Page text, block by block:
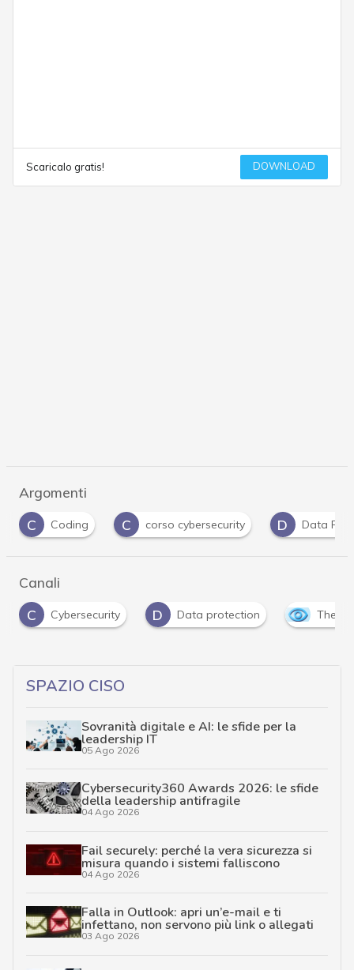
Scaricalo gratis! DOWNLOAD
Argomenti
C
corso cybersecurity D Data Protection D
Canali
D Data protection The Outlook
SPAZIO CISO
Sovranità digitale e AI: le sfide per la
leadership IT
05 Ago 2026
Cybersecurity360 Awards 2026: le sfide
della leadership antifragile
04 Ago 2026
Fail securely: perché la vera sicurezza si
misura quando i sistemi falliscono
04 Ago 2026
Falla in Outlook: apri un’e-mail e ti
infettano, non servono più link o allegati
03 Ago 2026